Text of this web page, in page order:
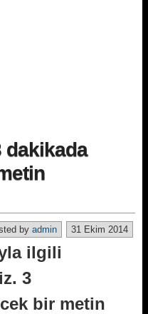
dakikada
31 Ekim 2014
by admin
ilgili
3
bir metin